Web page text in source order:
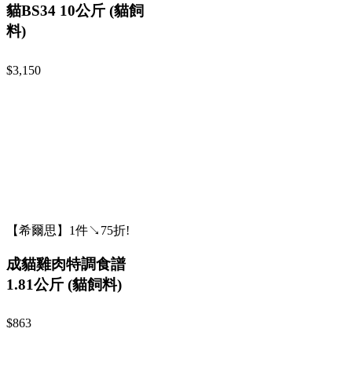
貓BS34 10公斤 (貓飼
料)
$3,150
【希爾思】1件↘75折!
成貓雞肉特調食譜
1.81公斤 (貓飼料)
$863